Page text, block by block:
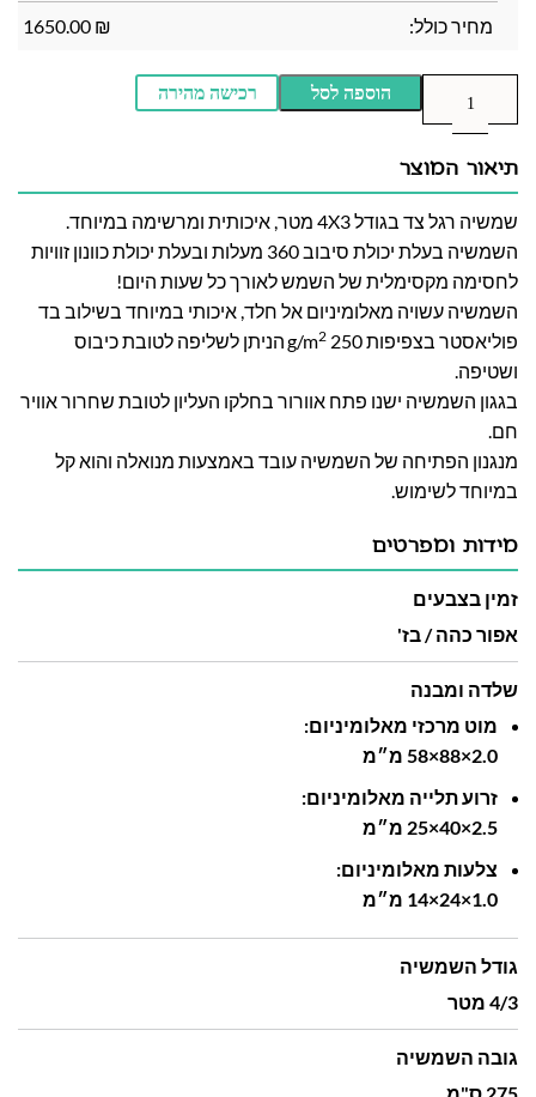
מחיר כולל: ₪
1650.00
הוספה לסל רכישה מהירה
תיאור המוצר
שמשיה רגל צד בגודל 4X3 מטר, איכותית ומרשימה במיוחד.
השמשיה בעלת יכולת סיבוב 360 מעלות ובעלת יכולת כוונון זוויות
לחסימה מקסימלית של השמש לאורך כל שעות היום!
השמשיה עשויה מאלומיניום אל חלד, איכותי במיוחד בשילוב בד
פוליאסטר בצפיפות 250 g/m
2
הניתן לשליפה לטובת כיבוס
ושטיפה.
בגגון השמשיה ישנו פתח אוורור בחלקו העליון לטובת שחרור אוויר
חם.
מנגנון הפתיחה של השמשיה עובד באמצעות מנואלה והוא קל
במיוחד לשימוש.
מידות ומפרטים
זמין בצבעים
אפור כהה / בז'
שלדה ומבנה
מוט מרכזי מאלומיניום:
58×88×2.0‎
מ״מ
זרועתלייה מאלומיניום:
25×40×2.5‎
מ״מ
צלעות מאלומיניום:
14×24×1.0‎ מ״מ
גודל השמשיה
4/3 מטר
גובה השמשיה